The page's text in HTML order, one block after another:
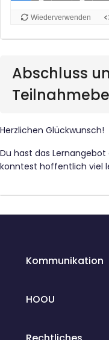
Abschluss
Herzlichen Glückwunsch!
Du hast das
konntest hoffentlich viel
Kommunikation
HOOU